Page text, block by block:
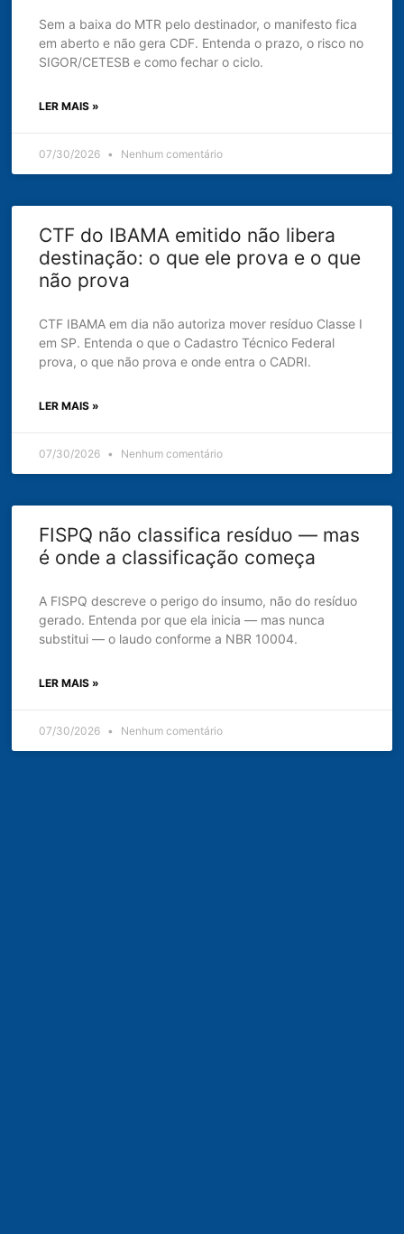
Sem a baixa do MTR pelo destinador, o manifesto fica
em aberto e não gera CDF. Entenda o prazo, o risco no
SIGOR/CETESB e como fechar o ciclo.
LER MAIS »
07/30/2026 Nenhum comentário
CTF do IBAMA emitido não libera
destinação: o que ele prova e o que
não prova
CTF IBAMA em dia não autoriza mover resíduo Classe I
em SP. Entenda o que o Cadastro Técnico Federal
prova, o que não prova e onde entra o CADRI.
LER MAIS »
07/30/2026 Nenhum comentário
FISPQ não classifica resíduo — mas
é onde a classificação começa
A FISPQ descreve o perigo do insumo, não do resíduo
gerado. Entenda por que ela inicia — mas nunca
substitui — o laudo conforme a NBR 10004.
LER MAIS »
07/30/2026 Nenhum comentário